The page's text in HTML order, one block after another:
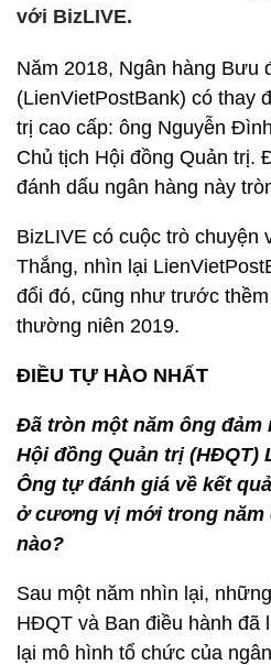
với BizLIVE.
Năm 2018, Ngân hàng Bưu
(LienVietPostBank) có thay
trị cao cấp: ông Nguyễn
Chủ tịch Hội đồng Quản trị.
đánh dấu ngân hàng này
BizLIVE có cuộc trò chuyện
Thắng, nhìn lại
đổi đó, cũng như trước
thường niên 2019.
ĐIỀU TỰ HÀO NHẤT
Đã tròn một năm ông đảm
Hội đồng Quản trị (HĐQT)
Ông tự đánh giá về kết
ở cương vị mới trong năm
nào?
Sau một năm nhìn lại,
HĐQT và Ban điều hành đã
lại mô hình tổ chức của